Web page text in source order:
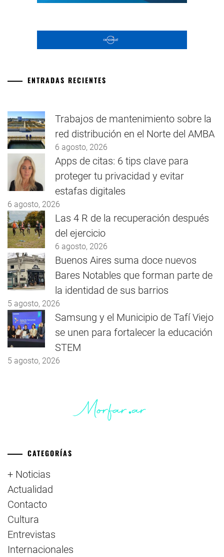
ENTRADAS RECIENTES
Trabajos de mantenimiento sobre la
red distribución en el Norte del AMBA
6 agosto, 2026
Apps de citas: 6 tips clave para
proteger tu privacidad y evitar
estafas digitales
6 agosto, 2026
Las 4 R de la recuperación después
del ejercicio
6 agosto, 2026
Buenos Aires suma doce nuevos
Bares Notables que forman parte de
la identidad de sus barrios
5 agosto, 2026
Samsung y el Municipio de Tafí Viejo
se unen para fortalecer la educación
STEM
5 agosto, 2026
CATEGORÍAS
+ Noticias
Actualidad
Contacto
Cultura
Entrevistas
Internacionales